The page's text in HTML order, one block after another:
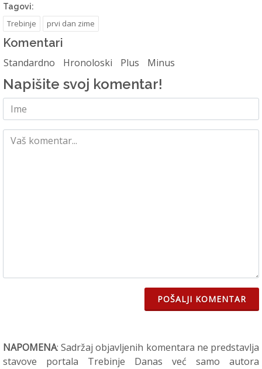
Tagovi:
Trebinje prvi dan zime
Komentari
Standardno Hronoloski Plus Minus
Napišite svoj komentar!
POŠALJI KOMENTAR
NAPOMENA: Sadržaj objavljenih komentara ne predstavlja
stavove portala Trebinje Danas već samo autora